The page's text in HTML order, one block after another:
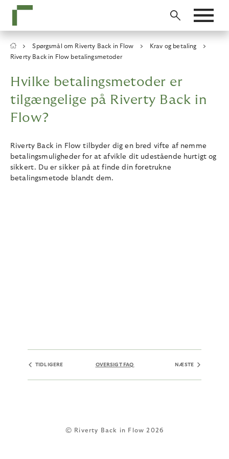
main
Breadcrumb
Spørgsmål om Riverty Back in Flow
Krav og betaling
Riverty Back in Flow betalingsmetoder
Hvilke betalingsmetoder er
tilgængelige på Riverty Back in
Flow?
Riverty Back in Flow tilbyder dig en bred vifte af nemme
betalingsmuligheder for at afvikle dit udestående hurtigt og
sikkert. Du er sikker på at finde din foretrukne
betalingsmetode blandt dem.
TIDLIGERE OVERSIGT FAQ NÆSTE
© Riverty Back in Flow 2026